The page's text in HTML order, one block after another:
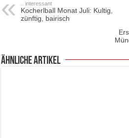
.. interessant
Kocherlball Monat Juli: Kultig,
zünftig, bairisch
ähnliche Artikel